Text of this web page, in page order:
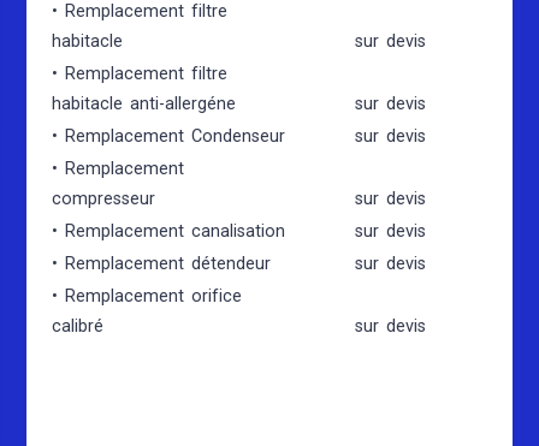
• Remplacement filtre
habitacle
sur devis
• Remplacement filtre
habitacle anti-allergéne
sur devis
• Remplacement Condenseur
sur devis
• Remplacement
compresseur
sur devis
• Remplacement canalisation
sur devis
• Remplacement détendeur
sur devis
• Remplacement orifice
calibré
sur devis